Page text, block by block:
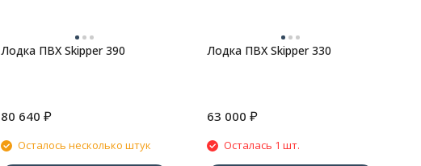
Лодка ПВХ Skipper 390
80 640 ₽
Осталось несколько штук
Лодка ПВХ Skipper 330
63 000 ₽
Осталась 1 шт.